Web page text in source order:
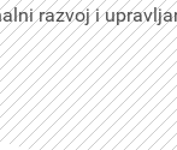
razvoj i